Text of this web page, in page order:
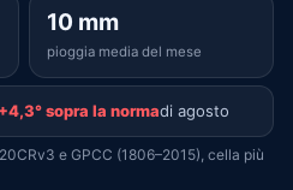
10 mm
pioggia media del mese
+4,3° sopra la normadi agosto
e GPCC (1806–2015), cella più